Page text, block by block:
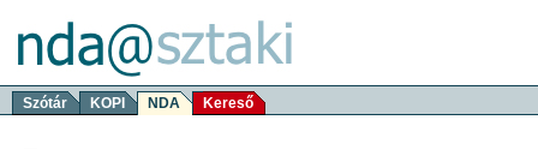
Szótár KOPI NDA Kereső